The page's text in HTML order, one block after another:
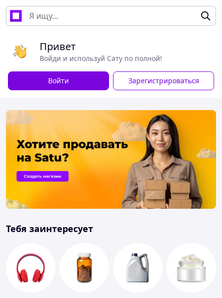
Привет
Войди и используй Сату по полной!
Войти Зарегистрироваться
Тебя заинтересует